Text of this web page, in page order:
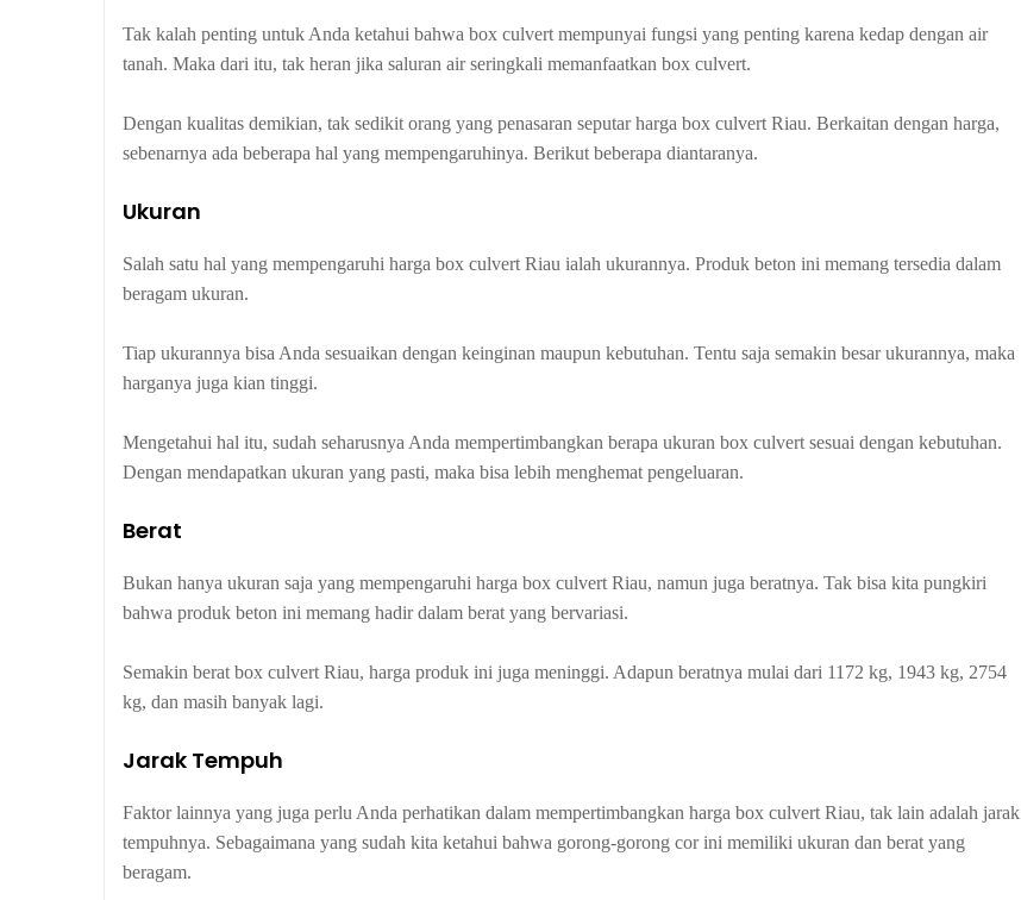
Tak kalah penting untuk Anda ketahui bahwa box culvert mempunyai fungsi yang penting karena kedap dengan air
tanah. Maka dari itu, tak heran jika saluran air seringkali memanfaatkan box culvert.
Dengan kualitas demikian, tak sedikit orang yang penasaran seputar harga box culvert Riau. Berkaitan dengan harga,
sebenarnya ada beberapa hal yang mempengaruhinya. Berikut beberapa diantaranya.
Ukuran
Salah satu hal yang mempengaruhi harga box culvert Riau ialah ukurannya. Produk beton ini memang tersedia dalam
beragam ukuran.
Tiap ukurannya bisa Anda sesuaikan dengan keinginan maupun kebutuhan. Tentu saja semakin besar ukurannya, maka
harganya juga kian tinggi.
Mengetahui hal itu, sudah seharusnya Anda mempertimbangkan berapa ukuran box culvert sesuai dengan kebutuhan.
Dengan mendapatkan ukuran yang pasti, maka bisa lebih menghemat pengeluaran.
Berat
Bukan hanya ukuran saja yang mempengaruhi harga box culvert Riau, namun juga beratnya. Tak bisa kita pungkiri
bahwa produk beton ini memang hadir dalam berat yang bervariasi.
Semakin berat box culvert Riau, harga produk ini juga meninggi. Adapun beratnya mulai dari 1172 kg, 1943 kg, 2754
kg, dan masih banyak lagi.
Jarak Tempuh
Faktor lainnya yang juga perlu Anda perhatikan dalam mempertimbangkan harga box culvert Riau, tak lain adalah jarak
tempuhnya. Sebagaimana yang sudah kita ketahui bahwa gorong-gorong cor ini memiliki ukuran dan berat yang
beragam.